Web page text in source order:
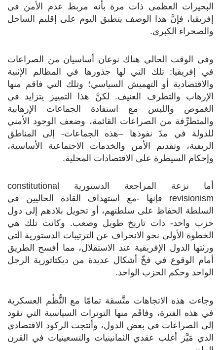
البحيرات العظمى ذات مرة بأنه مربط عدم الأمن في
إفريقيا، فإنَّ هذا الوصف ينطبق اليوم على إقليم الساحل
والصحراء الكبرى.
وفي الوقت الحالي هناك نوعان أساسيان من الصراعات
في إفريقيا: تلك التي لها جذورها في المظالم الإثنية
والاقتصادية أو التهميش السياسي؛ وتلك التي فاقم منها
الإرهاب والتطرف العنيف. لكنَّ هذا التمييز يتزايد في
الغموض واللبس مع استفادة الجماعات الإرهابية
والمتطرِّفة من الصراعات القائمة، وضعف الوجود الأمني
للدولة في مدّ نفوذها –هذه الجماعات- إلى المناطق
الريفية، وتقديم الأمن والخدمات الاجتماعية الأساسية،
وإحكام السيطرة على الاقتصادات المحلية.
أما نزعة المراجعة الدستورية
constitutional
revisionism فإنها -مع استهداف القادة الحاليين في
السلطة الحفاظ على سلطتهم، أو تحويل بلادهم إلى دول
حزب واحد- ذات تاريخ طويل وصعب. وكانت تلك هي
الخطوة الأولى نحو الانحراف عن الترتيبات الدستورية التي
ورثتها الدول الإفريقية عند الاستقلال، مما أفسح الطريق
أمام الوقوع في فخّ أشكال عديدة من ديكتاتورية الرجل
الواحد وحكم الحزب الواحد.
وجاءت هذه الاتجاهات متَّسقة تمامًا مع النُّظُم العسكرية
في هذه الفترة، وفاقَم منها التوترات السياسية التي تقود
إلى الصراعات في بعض الدول، وأنتجت الركود الاقتصادي
الذي مَيَّز أغلب عقدي الثمانينيات والتسعينيات في القرن